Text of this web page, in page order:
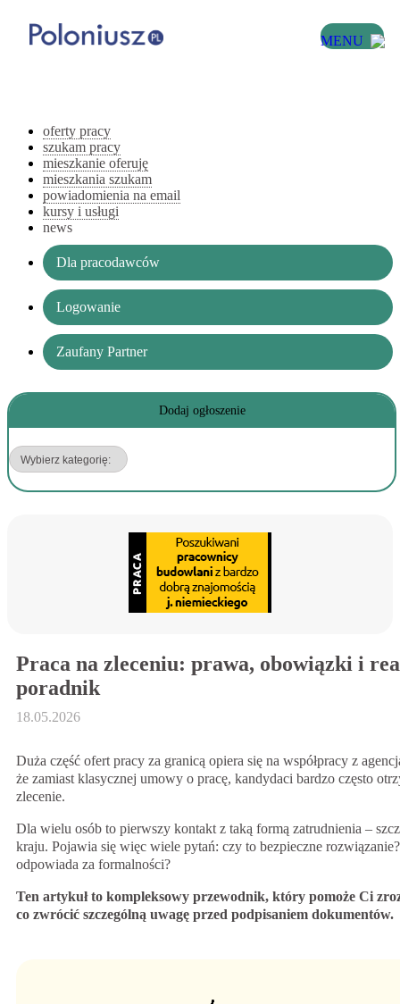
MENU
oferty pracy
szukam pracy
mieszkanie oferuję
mieszkania szukam
powiadomienia na email
kursy i usługi
news
Dla pracodawców
Logowanie
Zaufany Partner
Dodaj ogłoszenie
Praca na zleceniu: prawa, obowiązki i
poradnik
18.05.2026
Duża część ofert pracy za granicą opiera się na współpracy z
że zamiast klasycznej umowy o pracę, kandydaci bardzo często
zlecenie.
Dla wielu osób to pierwszy kontakt z taką formą zatrudnienia –
kraju. Pojawia się więc wiele pytań: czy to bezpieczne
odpowiada za formalności?
Ten artykuł to kompleksowy przewodnik, który pomoże Ci
co zwrócić szczególną uwagę przed podpisaniem dokumentów.